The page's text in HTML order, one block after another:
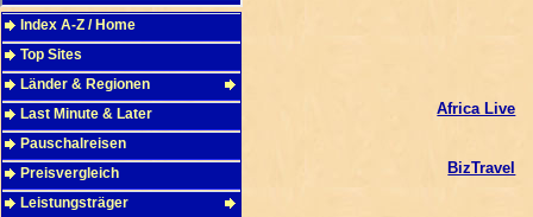
Index A-Z / Home
Top Sites
Länder & Regionen
Last Minute & Later
Pauschalreisen
Preisvergleich
Leistungsträger
Africa Live
BizTravel